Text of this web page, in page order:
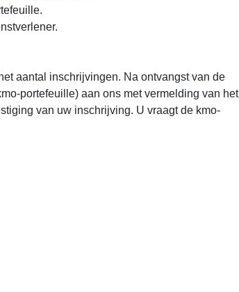
aantal inschrijvingen. Na ontvangst van de
portefeuille) aan ons met vermelding van het
van uw inschrijving. U vraagt de kmo-